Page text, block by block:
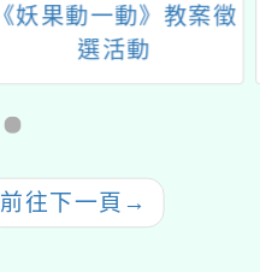
《妖果動一動》教案徵
選活動
前往下一頁 →